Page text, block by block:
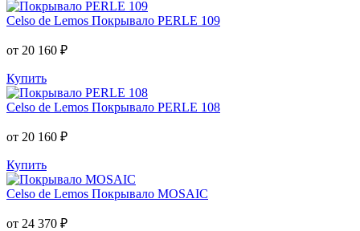
Celso de Lemos Покрывало PERLE 109
от 20 160 ₽
Купить
Celso de Lemos Покрывало PERLE 108
от 20 160 ₽
Купить
Celso de Lemos Покрывало MOSAIC
от 24 370 ₽